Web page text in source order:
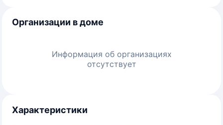
Организации в доме
Информация об организациях
отсутствует
Характеристики